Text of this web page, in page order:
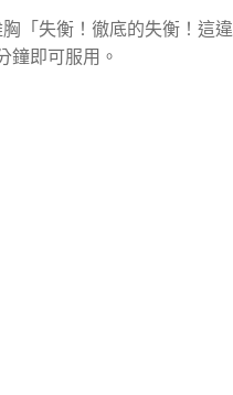
「失衡！徹底的失衡！這違
鐘即可服用。